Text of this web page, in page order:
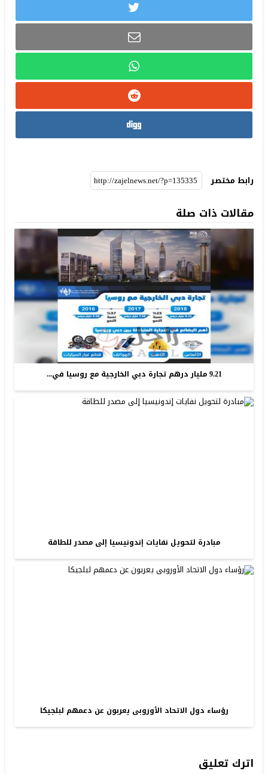
رابط مختصر
مقالات ذات صلة
9.21 مليار درهم تجارة دبي الخارجية مع روسيا في...
مبادرة لتحويل نفايات إندونيسيا إلى مصدر للطاقة
رؤساء دول الاتحاد الأوروبى يعربون عن دعمهم لبلجيكا
اترك تعليق